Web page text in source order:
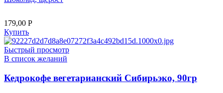
179,00 Р
Купить
Быстрый просмотр
В список желаний
Кедрокофе вегетарианский Сибирьэко, 90гр